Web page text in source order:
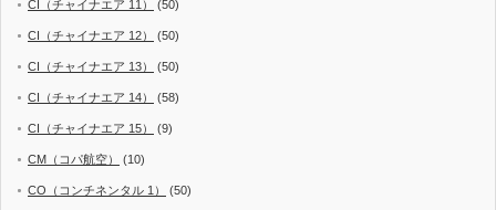
CI（チャイナエア 11） (50)
CI（チャイナエア 12） (50)
CI（チャイナエア 13） (50)
CI（チャイナエア 14） (58)
CI（チャイナエア 15） (9)
CM（コパ航空） (10)
CO（コンチネンタル 1） (50)